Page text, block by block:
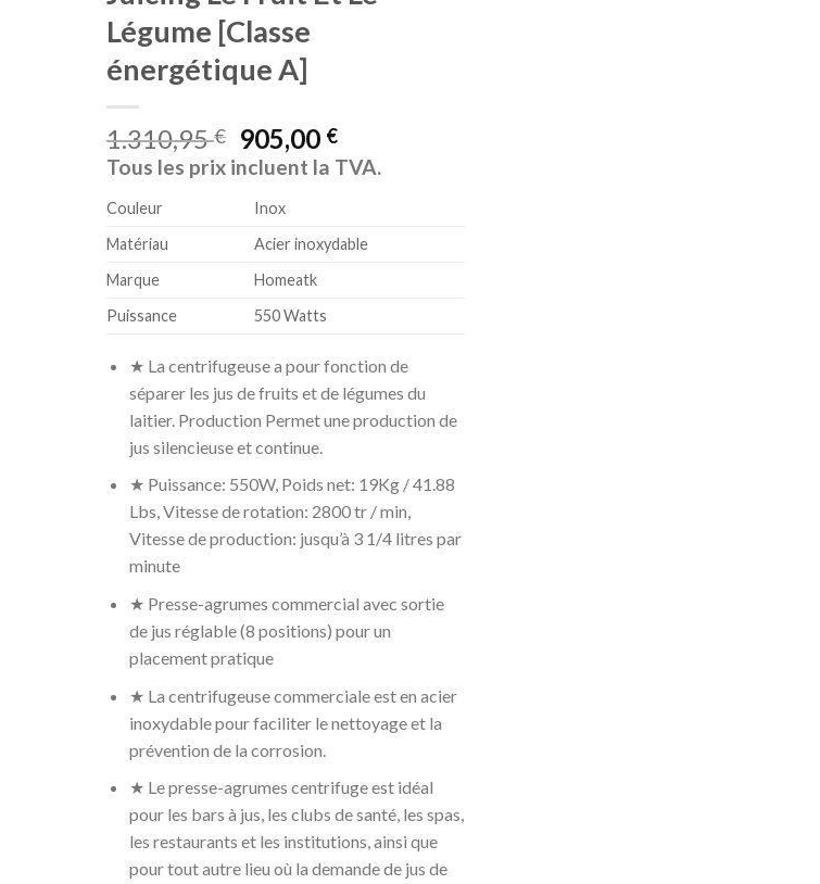
Légume [Classe
énergétique A]
1.310,95€ 905,00 €
Tous les prix incluent la TVA.
Couleur
Inox
Matériau
Acier inoxydable
Marque
Homeatk
Puissance
550 Watts
★ La centrifugeuse a pour fonction de
séparer les jus de fruits et de légumes du
laitier. Production Permet une production de
jus silencieuse et continue.
★ Puissance: 550W, Poids net: 19Kg / 41.88
Lbs, Vitesse de rotation: 2800 tr / min,
Vitesse de production: jusqu’à 3 1/4 litres par
minute
★ Presse-agrumes commercial avec sortie
de jus réglable (8 positions) pour un
placement pratique
★ La centrifugeuse commerciale est en acier
inoxydable pour faciliter le nettoyage et la
prévention de la corrosion.
★ Le presse-agrumes centrifuge est idéal
pour les bars à jus, les clubs de santé, les spas,
les restaurants et les institutions, ainsi que
pour tout autre lieu où la demande de jus de